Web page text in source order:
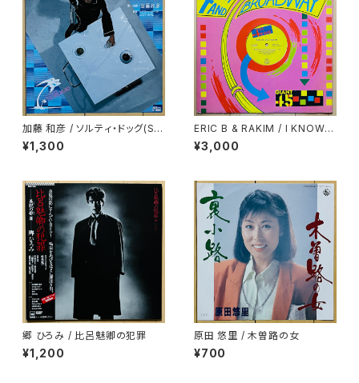
加藤 和彦 / ソルティ・ドッグ(SA
LTY DOG)
¥1,300
ERIC B & RAKIM / I KNOW Y
OU GOT SOUL
¥3,000
郷 ひろみ / 比呂魅卿の犯罪
¥1,200
原田 悠里 / 木曽路の女
¥700